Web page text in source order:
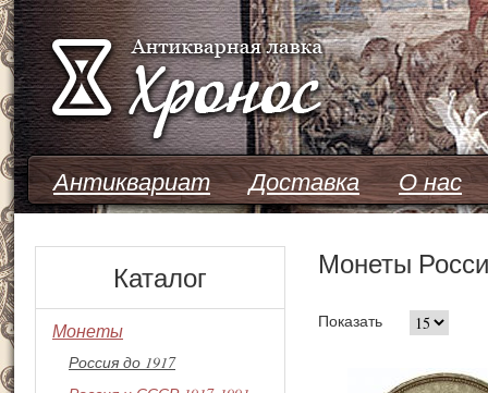
Перейти к основному содержанию
Антиквариат Доставка О нас
Каталог
Монеты
Россия до 1917
Монеты
Показать